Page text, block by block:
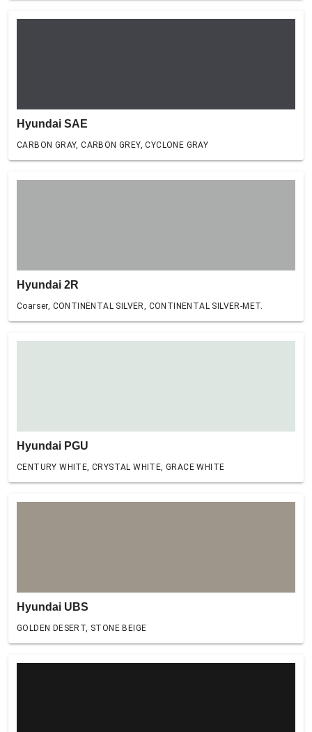
Hyundai SAE
CARBON GRAY, CARBON GREY, CYCLONE GRAY
Hyundai 2R
Coarser, CONTINENTAL SILVER, CONTINENTAL SILVER-MET.
Hyundai PGU
CENTURY WHITE, CRYSTAL WHITE, GRACE WHITE
Hyundai UBS
GOLDEN DESERT, STONE BEIGE